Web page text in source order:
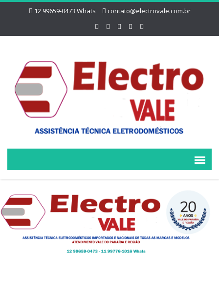
12 99659-0473 Whats contato@electrovale.com.br